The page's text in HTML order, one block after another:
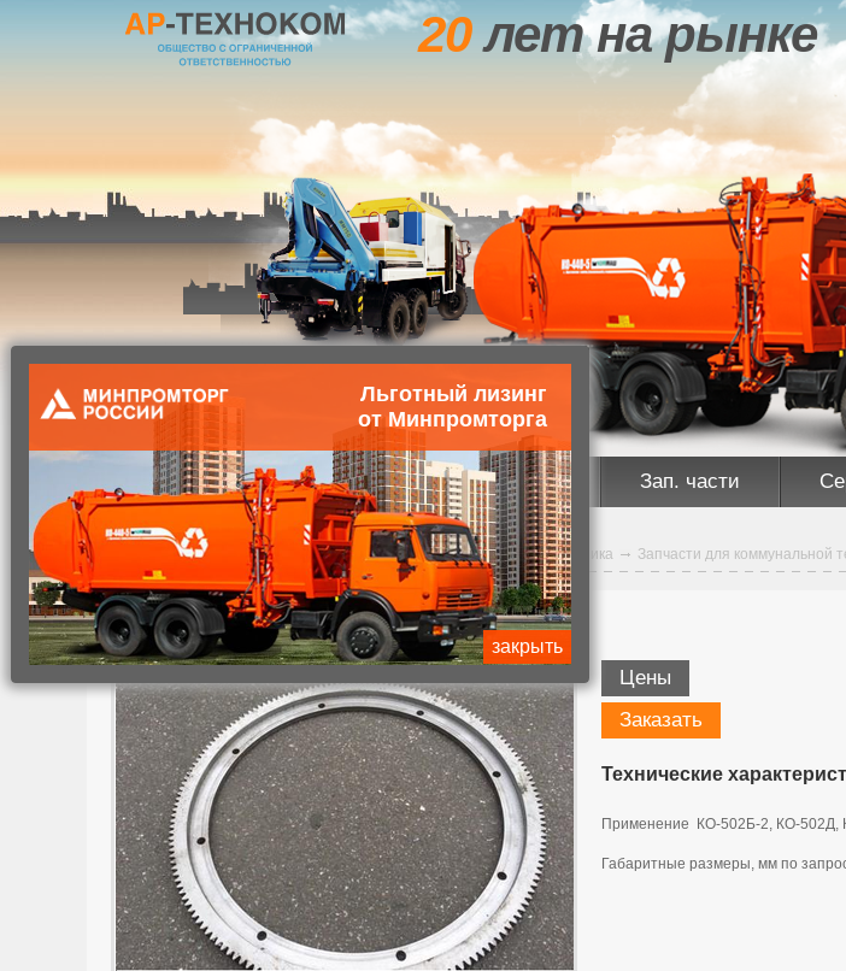
20лет на рынке
Главная О компании Машины Зап. части
Главная Каталог коммунальной техники Коммунальная техника Запчасти для коммунальной
Колесо зубчатое КО-514.18.00.001
Цены
Заказать
Технические
Применение КО-502Б-2, КО-502Д,
Габаритные размеры, мм по
Льготный лизинг
от Минпромторга
закрыть